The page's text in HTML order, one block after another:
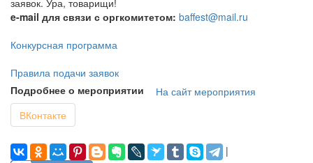
заявок. Ура, товарищи!
e-mail для связи с оргкомитетом: baffest@mail.ru
Конкурсная программа
Правила подачи заявок
Подробнее о мероприятии
На сайт мероприятия
ВКонтакте
|